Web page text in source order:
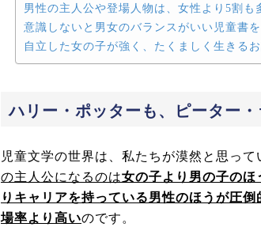
男性の主人公や登場人物は、女性より5割も
意識しないと男女のバランスがいい児童書
自立した女の子が強く、たくましく生きる
ハリー・ポッターも、ピーター
児童文学の世界は、私たちが漠然と思っ
の主人公になるのは女の子より男の子のほ
りキャリアを持っている男性のほうが圧倒
場率より高いのです。